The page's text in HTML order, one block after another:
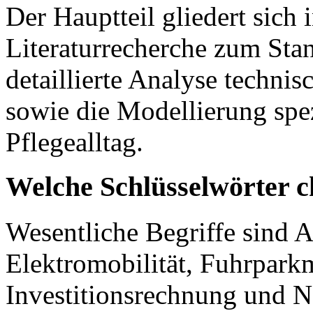
Der Hauptteil gliedert sich
Literaturrecherche zum
detaillierte Analyse
sowie die Modellierung
Pflegealltag.
Welche Schlüsselwörter
Wesentliche Begriffe sind
Elektromobilität,
Investitionsrechnung und